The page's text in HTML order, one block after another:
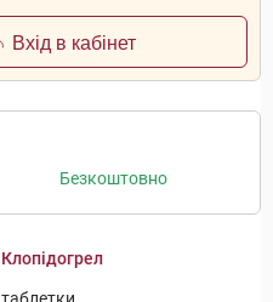
Вхід в кабінет
Безкоштовно
Клопідогрел